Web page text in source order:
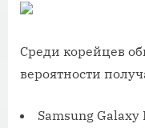
Среди корейцев
вероятности
Samsung Galaxy